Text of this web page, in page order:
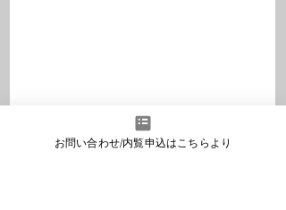
お問い合わせ/内覧申込はこちらより